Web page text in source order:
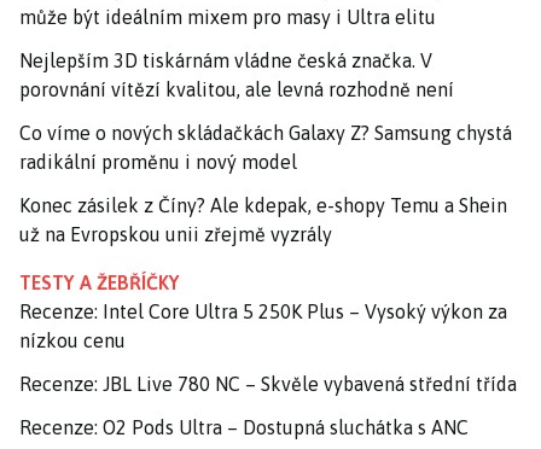
může být ideálním mixem pro masy i Ultra elitu
Nejlepším 3D tiskárnám vládne česká značka. V
porovnání vítězí kvalitou, ale levná rozhodně není
Co víme o nových skládačkách Galaxy Z? Samsung chystá
radikální proměnu i nový model
Konec zásilek z Číny? Ale kdepak, e-shopy Temu a Shein
už na Evropskou unii zřejmě vyzrály
TESTY A ŽEBŘÍČKY
Recenze: Intel Core Ultra 5 250K Plus – Vysoký výkon za
nízkou cenu
Recenze: JBL Live 780 NC – Skvěle vybavená střední třída
Recenze: O2 Pods Ultra – Dostupná sluchátka s ANC